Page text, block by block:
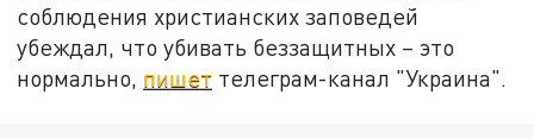
соблюдения христианских заповедей
убеждал, что убивать беззащитных – это
нормально, пишет телеграм-канал "Украина".